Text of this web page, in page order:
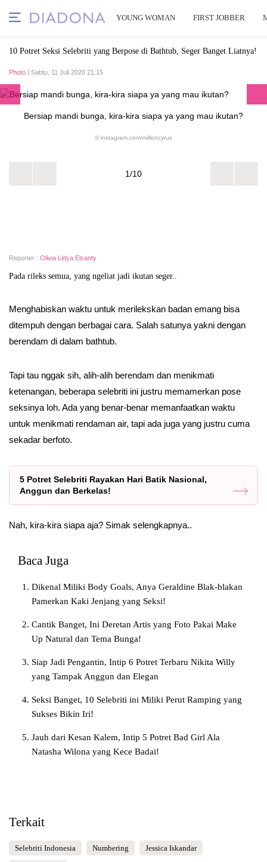
YOUNG WOMAN FIRST JOBBER
10 Potret Seksi Selebriti yang Berpose di Bathtub, Seger Banget Liatnya!
Photo | Sabtu, 11 Juli 2020 21:15
Bersiap mandi bunga, kira-kira siapa ya yang mau ikutan?
© instagram.com/millencyrus
1/10
Reporter : Olivia Lidya Elsanty
Pada rileks semua, yang ngeliat jadi ikutan seger..
Menghabiskan waktu untuk merilekskan badan emang bisa
ditempuh dengan berbagai cara. Salah satunya yakni dengan
berendam di dalam bathtub.
Tapi tau nggak sih, alih-alih berendam dan menikmati
ketenangan, beberapa selebriti ini justru memamerkan pose
seksinya loh. Ada yang benar-benar memanfaatkan waktu
untuk menikmati rendaman air, tapi ada juga yang justru cuma
sekadar berfoto.
5 Potret Selebriti Rayakan Hari Batik Nasional,
Anggun dan Berkelas!
Nah, kira-kira siapa aja? Simak selengkapnya..
Baca Juga
Dikenal Miliki Body Goals, Anya Geraldine Blak-blakan
Pamerkan Kaki Jenjang yang Seksi!
Cantik Banget, Ini Deretan Artis yang Foto Pakai Make
Up Natural dan Tema Bunga!
Siap Jadi Pengantin, Intip 6 Potret Terbaru Nikita Willy
yang Tampak Anggun dan Elegan
Seksi Banget, 10 Selebriti ini Miliki Perut Ramping yang
Sukses Bikin Iri!
Jauh dari Kesan Kalem, Intip 5 Potret Bad Girl Ala
Natasha Wilona yang Kece Badai!
Terkait
Selebriti Indonesia Numbering Jessica Iskandar